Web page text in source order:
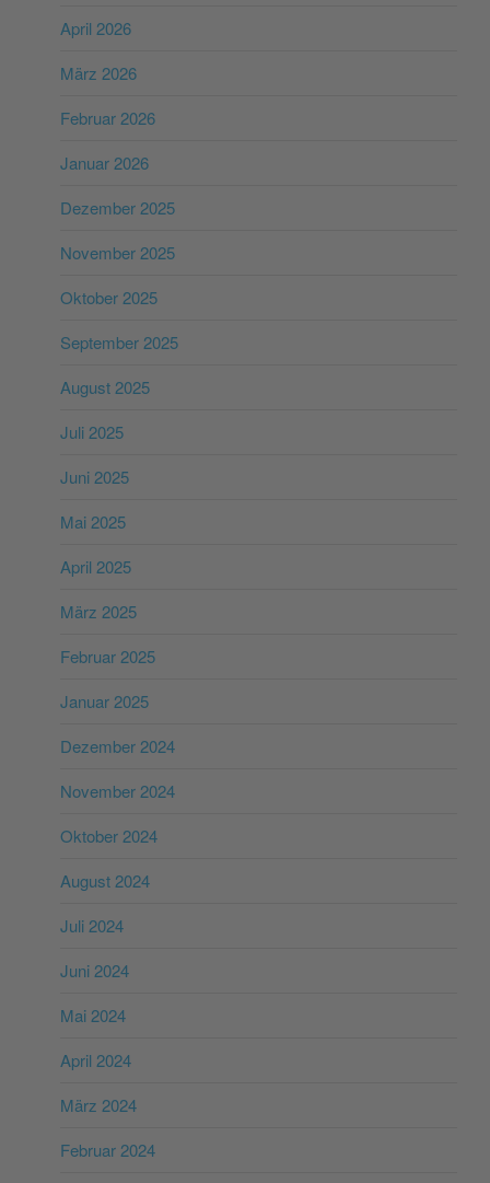
April 2026
März 2026
Februar 2026
Januar 2026
Dezember 2025
November 2025
Oktober 2025
September 2025
August 2025
Juli 2025
Juni 2025
Mai 2025
April 2025
März 2025
Februar 2025
Januar 2025
Dezember 2024
November 2024
Oktober 2024
August 2024
Juli 2024
Juni 2024
Mai 2024
April 2024
März 2024
Februar 2024